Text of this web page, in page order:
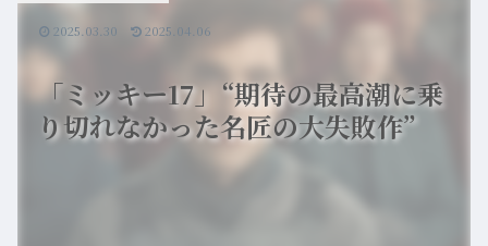
「ミッキー17」“期待の最高潮に乗
り切れなかった名匠の大失敗作”
2025.03.30 2025.04.06